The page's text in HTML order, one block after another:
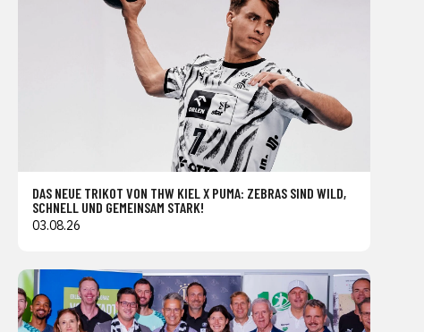
DAS NEUE TRIKOT VON THW KIEL X PUMA: ZEBRAS SIND WILD,
SCHNELL UND GEMEINSAM STARK!
03.08.26